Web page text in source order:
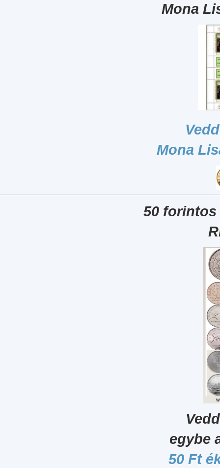
Mona
Mona
50 forintos
egybe
50 Ft